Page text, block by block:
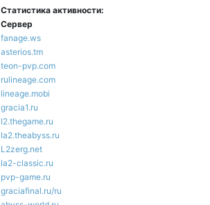
Статистика активности:
Сервер
fanage.ws
asterios.tm
teon-pvp.com
rulineage.com
lineage.mobi
gracia1.ru
l2.thegame.ru
la2.theabyss.ru
L2zerg.net
la2-classic.ru
pvp-game.ru
graciafinal.ru/ru